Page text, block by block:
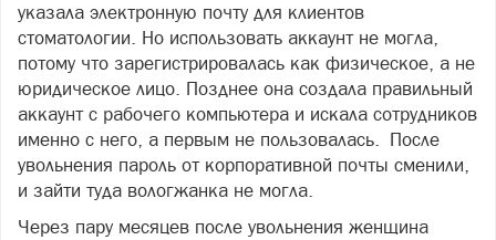
указала электронную почту для клиентов
стоматологии. Но использовать аккаунт не могла,
потому что зарегистрировалась как физическое, а не
юридическое лицо. Позднее она создала правильный
аккаунт с рабочего компьютера и искала сотрудников
именно с него, а первым не пользовалась. После
увольнения пароль от корпоративной почты сменили,
и зайти туда вологжанка не могла.
Через пару месяцев после увольнения женщина